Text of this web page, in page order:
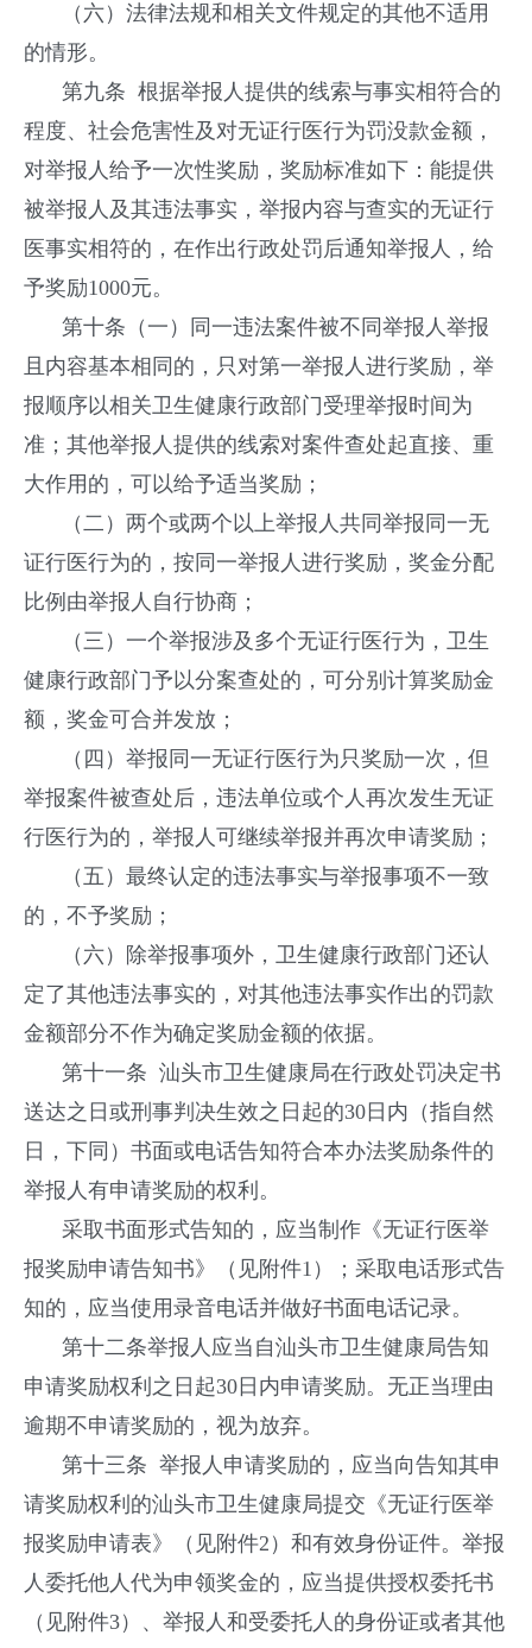
（六）法律法规和相关文件规定的其他不适用
的情形。
第九条 根据举报人提供的线索与事实相符合的
程度、社会危害性及对无证行医行为罚没款金额，
对举报人给予一次性奖励，奖励标准如下：能提供
被举报人及其违法事实，举报内容与查实的无证行
医事实相符的，在作出行政处罚后通知举报人，给
予奖励1000元。
第十条（一）同一违法案件被不同举报人举报
且内容基本相同的，只对第一举报人进行奖励，举
报顺序以相关卫生健康行政部门受理举报时间为
准；其他举报人提供的线索对案件查处起直接、重
大作用的，可以给予适当奖励；
（二）两个或两个以上举报人共同举报同一无
证行医行为的，按同一举报人进行奖励，奖金分配
比例由举报人自行协商；
（三）一个举报涉及多个无证行医行为，卫生
健康行政部门予以分案查处的，可分别计算奖励金
额，奖金可合并发放；
（四）举报同一无证行医行为只奖励一次，但
举报案件被查处后，违法单位或个人再次发生无证
行医行为的，举报人可继续举报并再次申请奖励；
（五）最终认定的违法事实与举报事项不一致
的，不予奖励；
（六）除举报事项外，卫生健康行政部门还认
定了其他违法事实的，对其他违法事实作出的罚款
金额部分不作为确定奖励金额的依据。
第十一条 汕头市卫生健康局在行政处罚决定书
送达之日或刑事判决生效之日起的30日内（指自然
日，下同）书面或电话告知符合本办法奖励条件的
举报人有申请奖励的权利。
采取书面形式告知的，应当制作《无证行医举
报奖励申请告知书》（见附件1）；采取电话形式告
知的，应当使用录音电话并做好书面电话记录。
第十二条举报人应当自汕头市卫生健康局告知
申请奖励权利之日起30日内申请奖励。无正当理由
逾期不申请奖励的，视为放弃。
第十三条 举报人申请奖励的，应当向告知其申
请奖励权利的汕头市卫生健康局提交《无证行医举
报奖励申请表》（见附件2）和有效身份证件。举报
人委托他人代为申领奖金的，应当提供授权委托书
（见附件3）、举报人和受委托人的身份证或者其他